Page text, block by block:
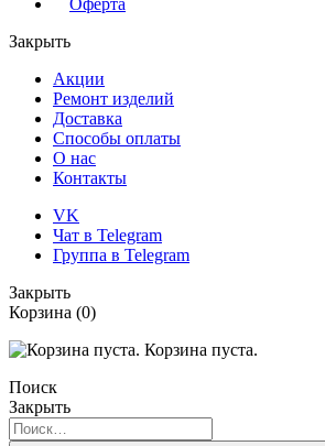
Закрыть
Акции
Ремонт изделий
Доставка
Способы оплаты
О нас
Контакты
VK
Чат в Telegram
Группа в Telegram
Закрыть
Корзина (0)
Корзина пуста.
Поиск
Закрыть